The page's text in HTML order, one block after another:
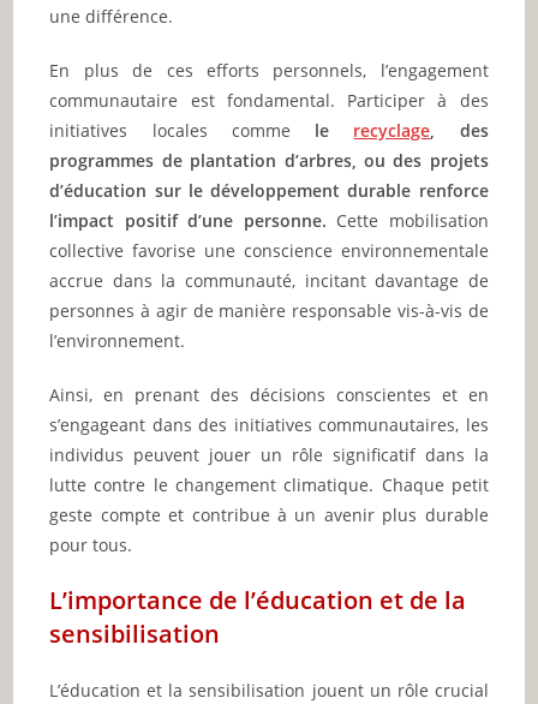
une différence.
En plus de ces efforts personnels, l’engagement
communautaire est fondamental. Participer à des
initiatives locales comme le recyclage, des
programmes de plantation d’arbres, ou des projets
d’éducation sur le développement durable renforce
l’impact positif d’une personne. Cette mobilisation
collective favorise une conscience environnementale
accrue dans la communauté, incitant davantage de
personnes à agir de manière responsable vis-à-vis de
l’environnement.
Ainsi, en prenant des décisions conscientes et en
s’engageant dans des initiatives communautaires, les
individus peuvent jouer un rôle significatif dans la
lutte contre le changement climatique. Chaque petit
geste compte et contribue à un avenir plus durable
pour tous.
L’importance de l’éducation et de la
sensibilisation
L’éducation et la sensibilisation jouent un rôle crucial